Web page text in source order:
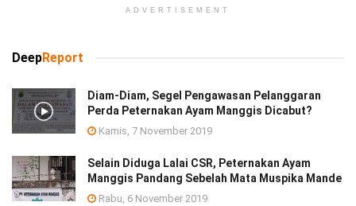
ADVERTISEMENT
DeepReport
Diam-Diam, Segel Pengawasan Pelanggaran
Perda Peternakan Ayam Manggis Dicabut?
Kamis, 7 November 2019
Selain Diduga Lalai CSR, Peternakan Ayam
Manggis Pandang Sebelah Mata Muspika Mande
Rabu, 6 November 2019